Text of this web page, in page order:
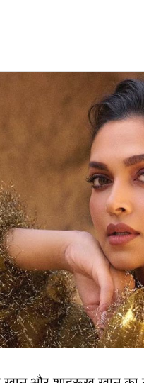
चावला ने चैंपियंस
किया है। उन्होंने अपनी
और 1 स्पिनर को जगह
गिल को ओपनिंग के
वर्तमान सेटअप में कोई
दिन टीम इंडिया को